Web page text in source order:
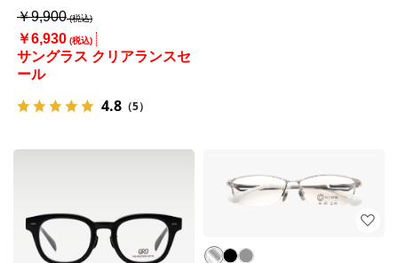
サングラス クリアランスセ
ール
￥6,930
￥9,900
4.8 （5）